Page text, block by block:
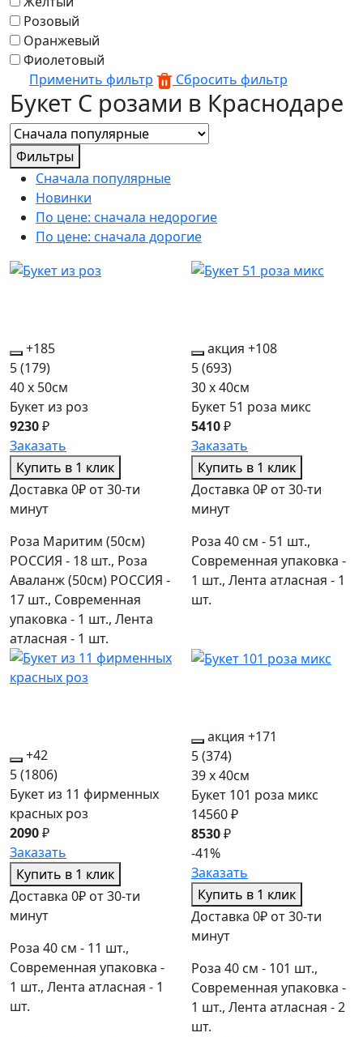
Розовый
Оранжевый
Фиолетовый
Применить фильтр
Сбросить фильтр
Букет С розами в Краснодаре
Фильтры
Сначала популярные
Новинки
По цене: сначала недорогие
По цене: сначала дорогие
+185
5(179)
40 x 50см
Букет из роз
9230₽
Заказать
Купить в 1 клик
Доставка 0₽ от 30-ти
минут
Роза Маритим (50см)
РОССИЯ - 18 шт., Роза
Аваланж (50см) РОССИЯ -
17 шт., Современная
упаковка - 1 шт., Лента
атласная - 1 шт.
акция +108
5(693)
30 x 40см
Букет 51 роза микс
5410₽
Заказать
Купить в 1 клик
Доставка 0₽ от 30-ти
минут
Роза 40 см - 51 шт.,
Современная упаковка -
1 шт., Лента атласная - 1
шт.
+42
5(1806)
Букет из 11 фирменных
красных роз
2090₽
Заказать
Купить в 1 клик
Доставка 0₽ от 30-ти
минут
Роза 40 см - 11 шт.,
Современная упаковка -
1 шт., Лента атласная - 1
шт.
акция +171
5(374)
39 x 40см
Букет 101 роза микс
14560 ₽
8530₽
-41%
Заказать
Купить в 1 клик
Доставка 0₽ от 30-ти
минут
Роза 40 см - 101 шт.,
Современная упаковка -
1 шт., Лента атласная - 2
шт.